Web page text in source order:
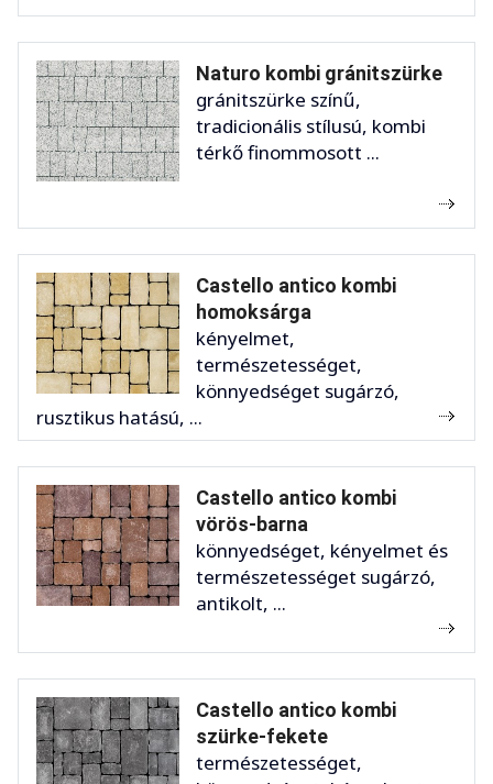
Naturo kombi gránitszürke
gránitszürke színű,
tradicionális stílusú, kombi
térkő finommosott ...
Castello antico kombi
homoksárga
kényelmet,
természetességet,
könnyedséget sugárzó,
rusztikus hatású, ...
Castello antico kombi
vörös-barna
könnyedséget, kényelmet és
természetességet sugárzó,
antikolt, ...
Castello antico kombi
szürke-fekete
természetességet,